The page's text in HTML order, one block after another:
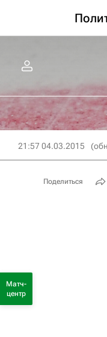
21:57 04.03.2015
Поделиться
Матч-
центр